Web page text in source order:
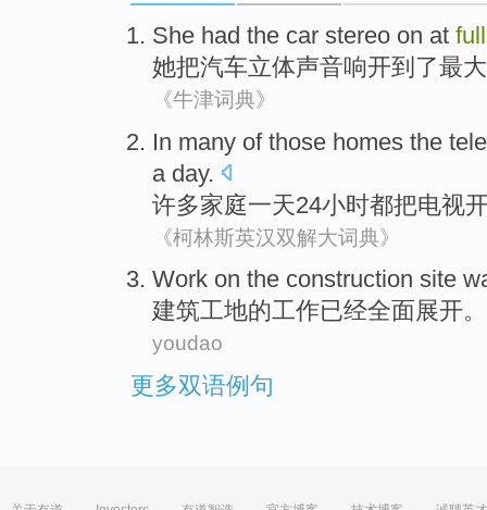
She had the car stereo on at
她把汽车立体声音响开到了最
《牛津词典》
In many of those homes the
a day.
许多家庭一天24小时都把电视
《柯林斯英汉双解大词典》
Work on the construction site
建筑工地的工作已经全面展开。
youdao
更多双语例句